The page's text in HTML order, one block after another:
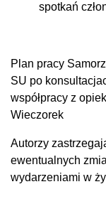
spotkań
Plan pracy
SU po
współpracy z
Wieczorek
Autorzy
ewentualnych
wydarzeniami w